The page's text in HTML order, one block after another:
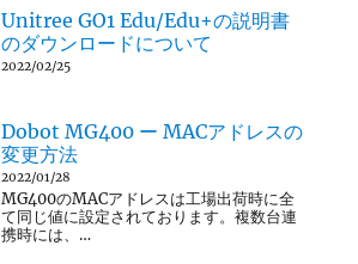
Unitree GO1 Edu/Edu+の説明書
のダウンロードについて
2022/02/25
Dobot MG400 ー MACアドレスの
変更方法
2022/01/28
MG400のMACアドレスは工場出荷時に全
て同じ値に設定されております。複数台連
携時には、…